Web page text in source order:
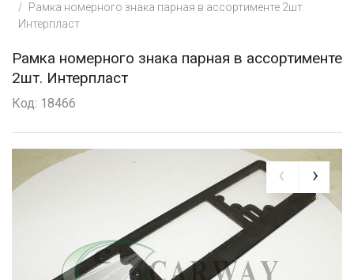
Рамка номерного знака парная в ассортименте 2шт.
Интерпласт
Рамка номерного знака парная в ассортименте
2шт. Интерпласт
Код: 18466